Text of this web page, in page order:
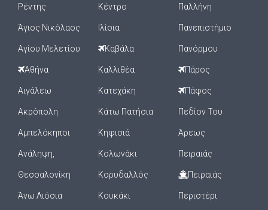
Ρέντης
Άγιος Νικόλαος
Αγίου Μελετίου
Αθήνα
Αιγάλεω
Ακρόπολη
Αμπελόκηποι
Ανάληψη,
Θεσσαλονίκη
Άνω Λιόσια
Κέντρο
Ιλίσια
Καβάλα
Καλλιθέα
Κατεχάκη
Κάτω Πατήσια
Κηφισιά
Κολωνάκι
Κορυδαλλός
Κουκάκι
Παλλήνη
Πανεπιστήμιο
Πανόρμου
Πάρος
Πάφος
Πεδίον Του
Άρεως
Πειραιάς
Πειραιάς
Περιστέρι